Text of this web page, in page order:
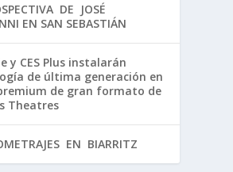
DE JOSÉ
EN SAN SEBASTIÁN
y CES Plus instalarán
de última generación en
de gran formato de
Theatres
EN BIARRITZ